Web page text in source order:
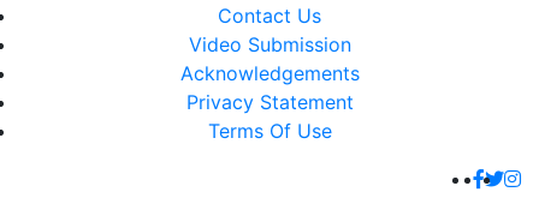
Contact Us
Video Submission
Acknowledgements
Privacy Statement
Terms Of Use